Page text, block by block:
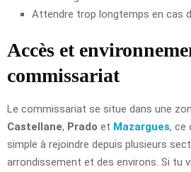
Attendre trop longtemps en cas
Accès et
commissariat
Le commissariat se situe dans une
Castellane, Prado et Mazargues, ce
simple à rejoindre depuis plusieurs
arrondissement et des environs. Si tu